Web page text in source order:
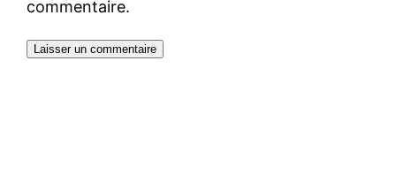
commentaire.